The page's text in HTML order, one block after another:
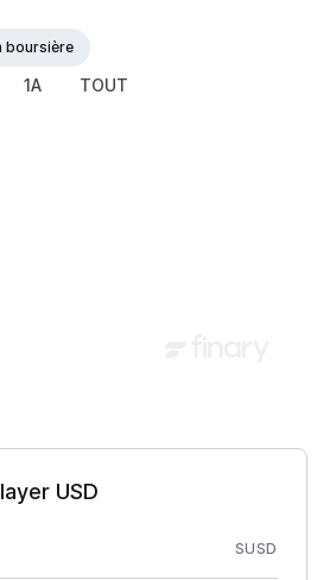
boursière
1A TOUT
USD
SUSD